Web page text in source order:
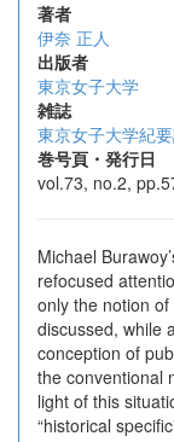
著者
伊奈 正人
出版者
東京女子大学
雑誌
東京女子大学紀
巻号頁・発行日
vol.73, no.2,
Michael
refocused
only the notion of
discussed, while
conception of
the conventional
light of this
“historical